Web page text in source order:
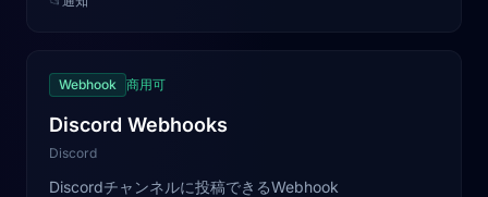
Webhook 商用可
Discord Webhooks
Discord
Discordチャンネルに投稿できるWebhook